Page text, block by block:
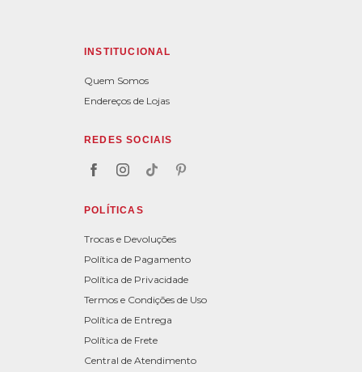
INSTITUCIONAL
Quem Somos
Endereços de Lojas
REDES SOCIAIS
POLÍTICAS
Trocas e Devoluções
Política de Pagamento
Política de Privacidade
Termos e Condições de Uso
Política de Entrega
Política de Frete
Central de Atendimento